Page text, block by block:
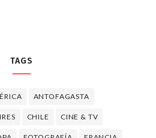
TAGS
ANTOFAGASTA
CHILE CINE & TV